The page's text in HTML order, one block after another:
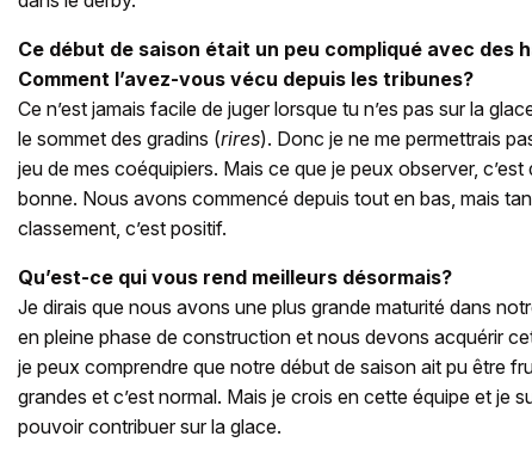
Ce début de saison était un peu compliqué avec des
Comment l’avez-vous vécu depuis les tribunes?
Ce n’est jamais facile de juger lorsque tu n’es pas sur la
le sommet des gradins (rires). Donc je ne me permettrais
jeu de mes coéquipiers. Mais ce que je peux observer,
bonne. Nous avons commencé depuis tout en bas, mais
classement, c’est positif.
Qu’est-ce qui vous rend meilleurs désormais?
Je dirais que nous avons une plus grande maturité dans
en pleine phase de construction et nous devons acquérir
je peux comprendre que notre début de saison ait pu être
grandes et c’est normal. Mais je crois en cette équipe et je
pouvoir contribuer sur la glace.